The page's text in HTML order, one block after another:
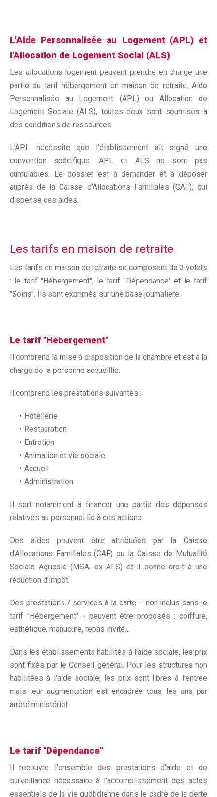
L'Aide Personnalisée au Logement (APL) et
l'Allocation de Logement Social (ALS)
Les allocations logement peuvent prendre en charge une
partie du tarif hébergement en maison de retraite. Aide
Personnalisée au Logement (APL) ou Allocation de
Logement Sociale (ALS), toutes deux sont soumises à
des conditions de ressources.
L’APL nécessite que l’établissement ait signé une
convention spécifique. APL et ALS ne sont pas
cumulables. Le dossier est à demander et à déposer
auprès de la Caisse d’Allocations Familiales (CAF), qui
dispense ces aides.
Les tarifs en maison de retraite
Les tarifs en maison de retraite se composent de 3 volets
: le tarif "Hébergement", le tarif "Dépendance" et le tarif
"Soins". Ils sont exprimés sur une base journalière.
Le tarif "Hébergement"
Il comprend la mise à disposition de la chambre et est à la
charge de la personne accueillie.
Il comprend les prestations suivantes :
Hôtellerie
Restauration
Entretien
Animation et vie sociale
Accueil
Administration
Il sert notamment à financer une partie des dépenses
relatives au personnel lié à ces actions.
Des aides peuvent être attribuées par la Caisse
d'Allocations Familiales (CAF) ou la Caisse de Mutualité
Sociale Agricole (MSA, ex ALS) et il donne droit à une
réduction d’impôt.
Des prestations / services à la carte – non inclus dans le
tarif "Hébergement" - peuvent être proposés : coiffure,
esthétique, manucure, repas invité…
Dans les établissements habilités à l'aide sociale, les prix
sont fixés par le Conseil général. Pour les structures non
habilitées à l'aide sociale, les prix sont libres à l'entrée
mais leur augmentation est encadrée tous les ans par
arrêté ministériel.
Le tarif "Dépendance"
Il recouvre l’ensemble des prestations d’aide et de
surveillance nécessaire à l’accomplissement des actes
essentiels de la vie quotidienne dans le cadre de la perte